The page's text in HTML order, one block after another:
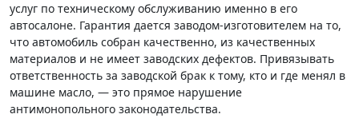
услуг по техническому обслуживанию именно в его
автосалоне. Гарантия дается заводом-изготовителем на то,
что автомобиль собран качественно, из качественных
материалов и не имеет заводских дефектов. Привязывать
ответственность за заводской брак к тому, кто и где менял в
машине масло, — это прямое нарушение
антимонопольного законодательства.